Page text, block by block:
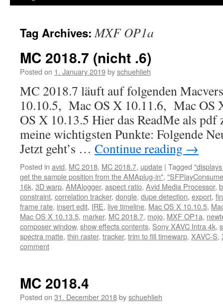
Tag Archives:MXF OP1a
MC 2018.7 (nicht .6)
Posted on 1. January 2019byschuehlieh
MC 2018.7 läuft auf folgenden
10.10.5, Mac OS X 10.11.6, Mac OS
OS X 10.13.5 Hier das ReadMe als pdf
meine wichtigsten Punkte: Folgende
Jetzt geht’s … Continue reading →
Posted in avid, MC 2018, MC 2018.7, update | Tagged
get the sample position from the AMAplug-in",
16k, 3D warp, AMAlogger, aspect ratio, Avid Media Processor,
constraint, correlation tracker, dongle, dupe detection, export,
frame rate, insert edit, IRE, live timeline, Mac OS X 10.10.5,
Mac OS X 10.13.5, marker, MC 2018.7, mojo, MXF OP1a,
composer window, show effects contents, Sony XAVC Intra 4k,
spectra matte, thin raster, tracker, trim to fill timewarp, XAVC-S,
comment
MC 2018.4
Posted on 31. December 2018byschuehlieh